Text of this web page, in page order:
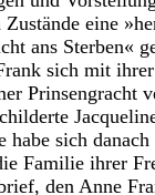
eine
ans Sterben«
sich mit
Prinsengracht
habe sich
Familie ihrer
den Anne